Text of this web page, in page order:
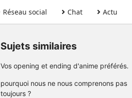
Réseau social Chat Actu
Sujets similaires
Vos opening et ending d'anime préférés.
pourquoi nous ne nous comprenons pas
toujours ?